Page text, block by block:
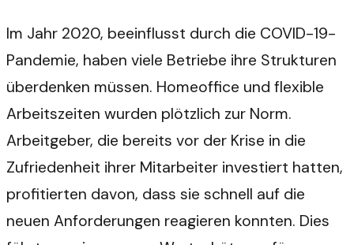
Im Jahr 2020, beeinflusst durch die COVID-19-
Pandemie, haben viele Betriebe ihre Strukturen
überdenken müssen. Homeoffice und flexible
Arbeitszeiten wurden plötzlich zur Norm.
Arbeitgeber, die bereits vor der Krise in die
Zufriedenheit ihrer Mitarbeiter investiert hatten,
profitierten davon, dass sie schnell auf die
neuen Anforderungen reagieren konnten. Dies